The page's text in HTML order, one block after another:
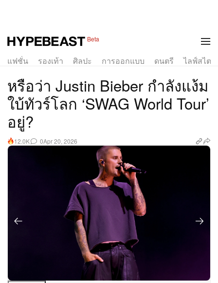
Beta
แฟชั่น รองเท้า ศิลปะ การออกแบบ ดนตรี ไลฟ์สไตล์
หรือว่า Justin Bieber กำลังแง้ม
ใบ้ทัวร์โลก ‘SWAG World Tour’
อยู่?
12.0K 0Apr 20, 2026